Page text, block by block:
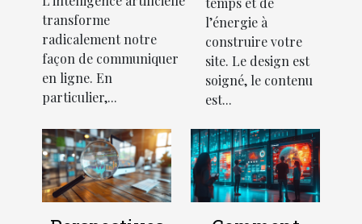
sur
l'intelligence
artificielle pour
la
communication
en ligne
transforme
radicalement notre
façon de communiquer
en ligne. En
particulier,...
l’énergie à
construire votre
site. Le design est
soigné, le contenu
est...